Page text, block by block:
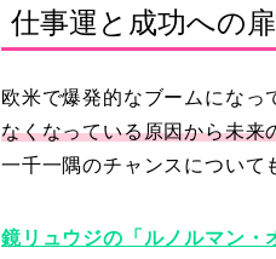
仕事運と成功への
欧米で爆発的なブームにな
なくなっている原因から未来
一千一隅のチャンスについて
鏡リュウジの「ルノルマン・